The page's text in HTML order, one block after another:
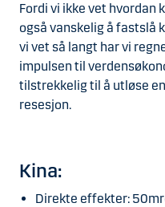
Fordi vi ikke vet hvordan
også vanskelig å fastslå
vi vet så langt har vi
impulsen til
tilstrekkelig til å utløse
resesjon.
Kina:
Direkte effekter: